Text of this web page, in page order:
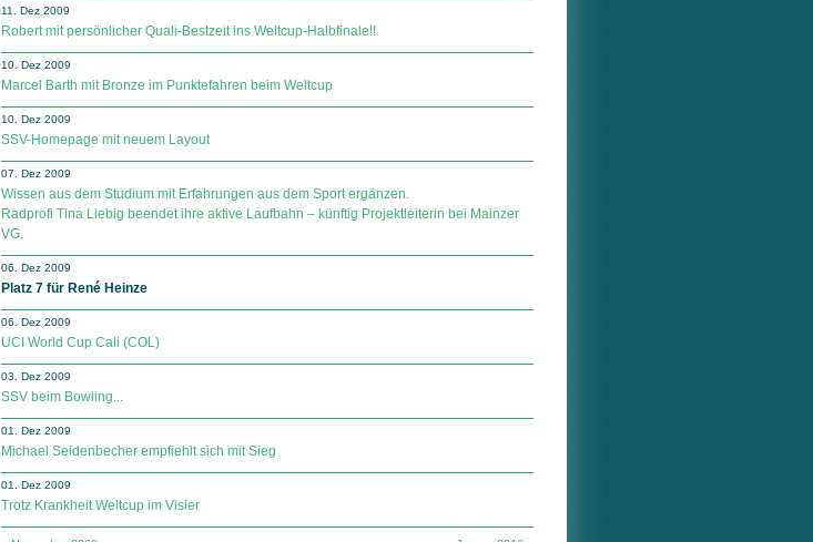
11. Dez 2009
Robert mit persönlicher Quali-Bestzeit ins Weltcup-Halbfinale!!
10. Dez 2009
Marcel Barth mit Bronze im Punktefahren beim Weltcup
10. Dez 2009
SSV-Homepage mit neuem Layout
07. Dez 2009
Wissen aus dem Studium mit Erfahrungen aus dem Sport ergänzen.
Radprofi Tina Liebig beendet ihre aktive Laufbahn – künftig Projektleiterin bei Mainzer
VG.
06. Dez 2009
Platz 7 für René Heinze
06. Dez 2009
UCI World Cup Cali (COL)
03. Dez 2009
SSV beim Bowling...
01. Dez 2009
Michael Seidenbecher empfiehlt sich mit Sieg
01. Dez 2009
Trotz Krankheit Weltcup im Visier